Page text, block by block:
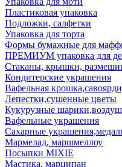
Пластиковая упаковка
Подложки, салфетки
Упаковка для торта
Формы бумажные для
ПРЕМИУМ упаковка для
Стаканы, крышки,
Кондитерские украшения
Вафельная
Лепестки,сушенные цветы
Кукурузные
Вафельные украшения
Сахарные
Мармелад, маршмеллоу
Посыпки MIXIE
Мастика, марципан